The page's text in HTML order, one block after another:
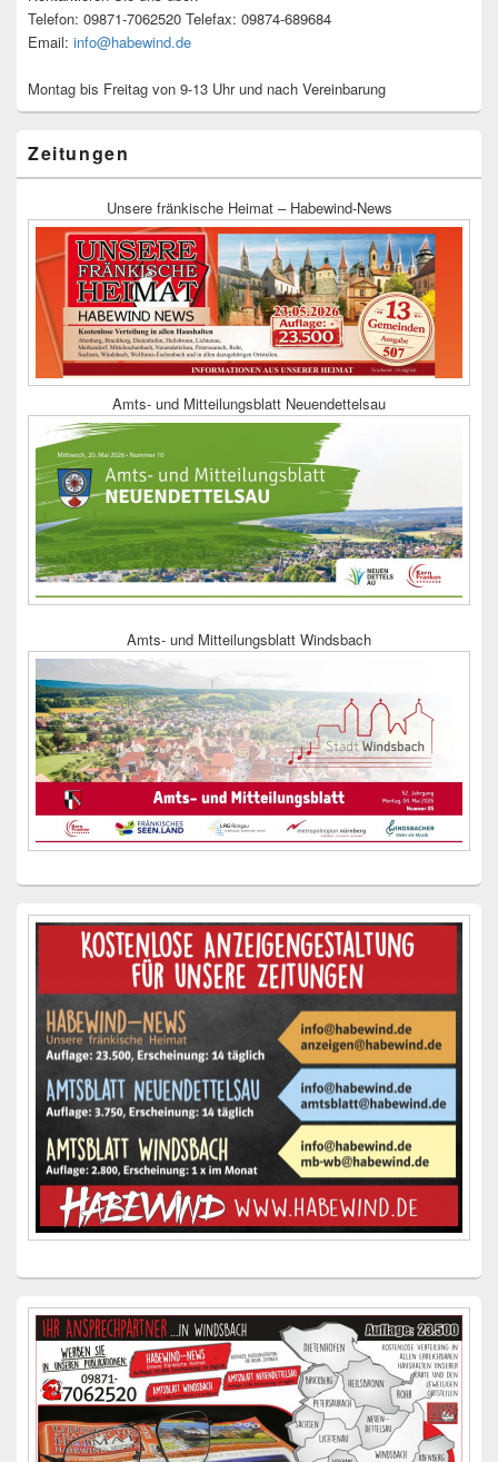
Telefon: 09871-7062520 Telefax: 09874-689684
Email: info@habewind.de
Montag bis Freitag von 9-13 Uhr und nach Vereinbarung
Zeitungen
Unsere fränkische Heimat – Habewind-News
Amts- und Mitteilungsblatt Neuendettelsau
Amts- und Mitteilungsblatt Windsbach